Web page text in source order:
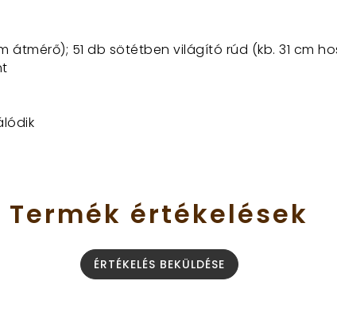
átmérő); 51 db sötétben világító rúd (kb. 31 cm
Termék értékelések
ÉRTÉKELÉS BEKÜLDÉSE